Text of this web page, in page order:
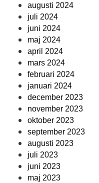
augusti 2024
juli 2024
juni 2024
maj 2024
april 2024
mars 2024
februari 2024
januari 2024
december 2023
november 2023
oktober 2023
september 2023
augusti 2023
juli 2023
juni 2023
maj 2023